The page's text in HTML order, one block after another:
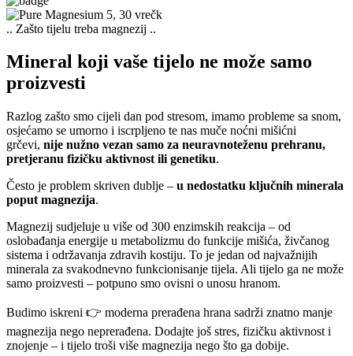
.. Zašto tijelu treba magnezij ..
Mineral koji vaše tijelo ne može samo
proizvesti
Razlog zašto smo cijeli dan pod stresom, imamo probleme sa snom,
osjećamo se umorno i iscrpljeno te nas muče noćni mišićni
grčevi, nije nužno vezan samo za neuravnoteženu prehranu,
pretjeranu fizičku aktivnost ili genetiku.
Često je problem skriven dublje – u nedostatku ključnih minerala
poput magnezija.
Magnezij sudjeluje u više od 300 enzimskih reakcija – od
oslobađanja energije u metabolizmu do funkcije mišića, živčanog
sistema i održavanja zdravih kostiju. To je jedan od najvažnijih
minerala za svakodnevno funkcionisanje tijela. Ali tijelo ga ne može
samo proizvesti – potpuno smo ovisni o unosu hranom.
Budimo iskreni 👉 moderna prerađena hrana sadrži znatno manje
magnezija nego neprerađena. Dodajte još stres, fizičku aktivnost i
znojenje – i tijelo troši više magnezija nego što ga dobije.